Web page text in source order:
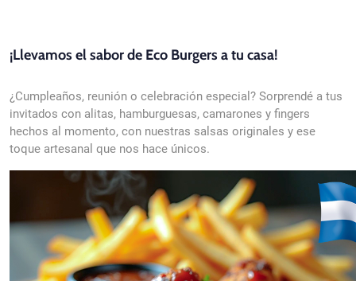
¡Llevamos el sabor de Eco Burgers a tu casa!
¿Cumpleaños, reunión o celebración especial? Sorprendé a tus
invitados con alitas, hamburguesas, camarones y fingers
hechos al momento, con nuestras salsas originales y ese
toque artesanal que nos hace únicos.